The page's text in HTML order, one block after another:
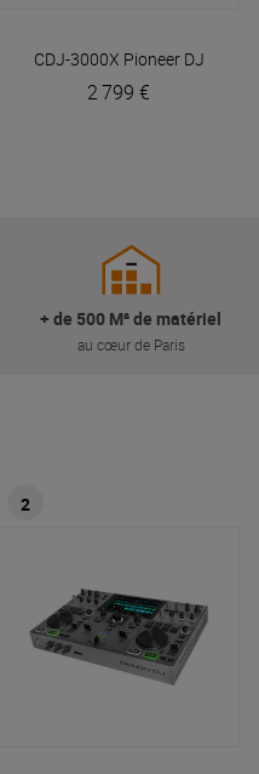
CDJ-3000X Pioneer DJ
2 799 €
+ de 500 M² de matériel
au cœur de Paris
2